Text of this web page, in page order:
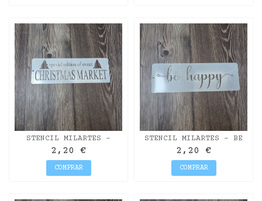
STENCIL MILARTES -
CHRISTMAS MARKET
2,20 €
COMPRAR
STENCIL MILARTES - BE
HAPPY
2,20 €
COMPRAR